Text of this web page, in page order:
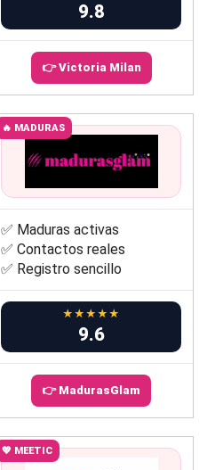
9.8
👉 Victoria Milan
🔥 MADURAS
✅ Maduras activas
✅ Contactos reales
✅ Registro sencillo
★★★★★
9.6
👉 MadurasGlam
💖 MEETIC